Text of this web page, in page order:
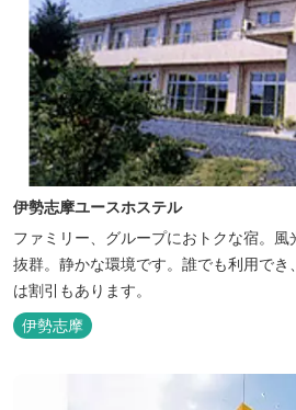
伊勢志摩ユースホステル
ファミリー、グループにおトクな宿。
抜群。静かな環境です。誰でも利用で
は割引もあります。
伊勢志摩